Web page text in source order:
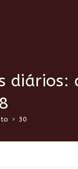
diários:
> 30